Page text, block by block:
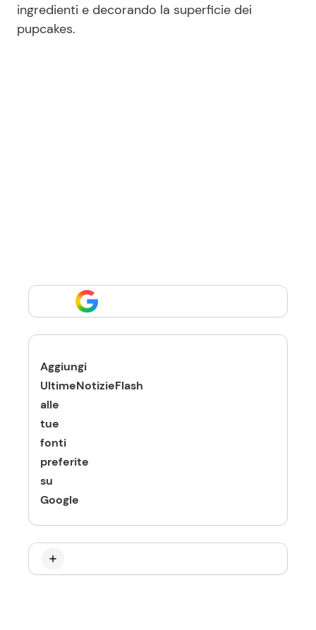
ingredienti e decorando la superficie dei
pupcakes.
Aggiungi
UltimeNotizieFlash
alle
tue
fonti
preferite
su
Google